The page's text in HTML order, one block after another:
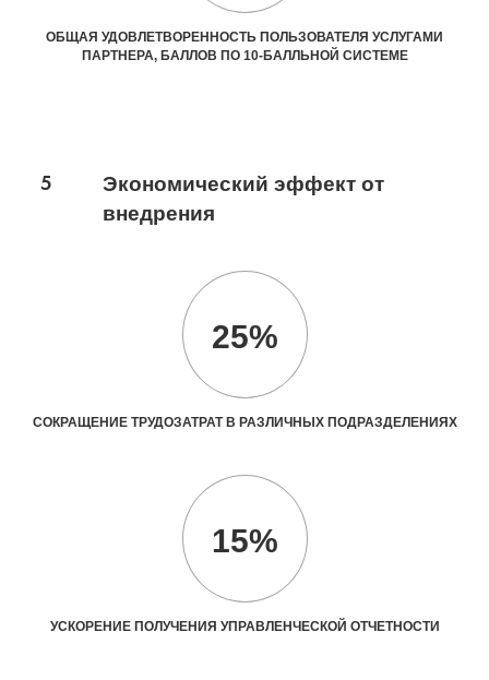
ОБЩАЯ УДОВЛЕТВОРЕННОСТЬ ПОЛЬЗОВАТЕЛЯ УСЛУГАМИ
ПАРТНЕРА, БАЛЛОВ ПО 10-БАЛЛЬНОЙ СИСТЕМЕ
5
Экономический эффект от
внедрения
25%
СОКРАЩЕНИЕ ТРУДОЗАТРАТ В РАЗЛИЧНЫХ ПОДРАЗДЕЛЕНИЯХ
15%
УСКОРЕНИЕ ПОЛУЧЕНИЯ УПРАВЛЕНЧЕСКОЙ ОТЧЕТНОСТИ